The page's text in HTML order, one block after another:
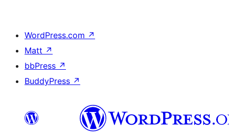
WordPress.com ↗
Matt ↗
bbPress ↗
BuddyPress ↗